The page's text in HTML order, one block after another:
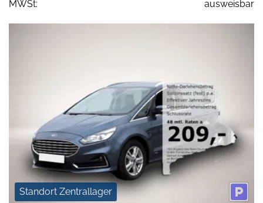
MWSt:
ausweisbar
Standort Zentrallager